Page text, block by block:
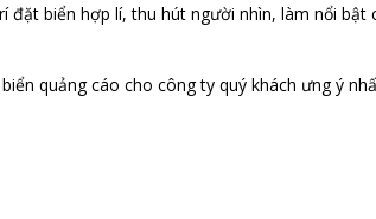
đặt biển hợp lí, thu hút người nhìn, làm nổi
quảng cáo cho công ty quý khách ưng ý